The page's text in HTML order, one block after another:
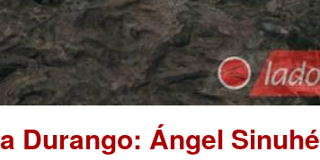
Durango: Ángel Sinuhé